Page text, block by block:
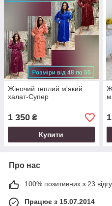
Жіночий теплий м'який
халат-Супер
1 350 ₴
Купити
Про нас
100% позитивних з 23
Працює з 15.07.2014